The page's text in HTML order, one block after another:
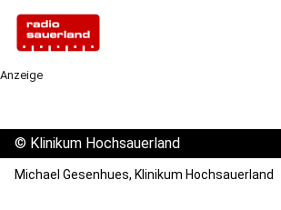
Anzeige
© Klinikum Hochsauerland
Michael Gesenhues, Klinikum Hochsauerland